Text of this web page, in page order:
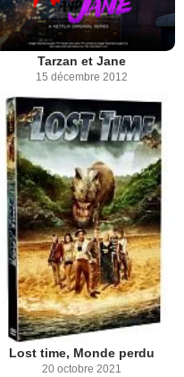
Tarzan et Jane
15 décembre 2012
Lost time, Monde perdu
20 octobre 2021